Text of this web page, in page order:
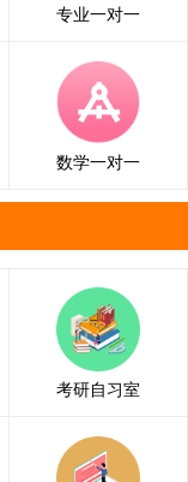
专业一对一
数学一对一
考研自习室